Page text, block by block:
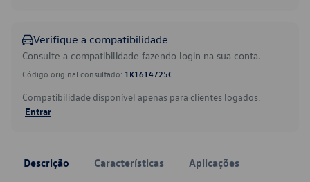
Verifique a compatibilidade
Consulte a compatibilidade fazendo login na sua conta.
Código original consultado: 1K1614725C
Compatibilidade disponível apenas para clientes logados.
Entrar
Descrição Características Aplicações